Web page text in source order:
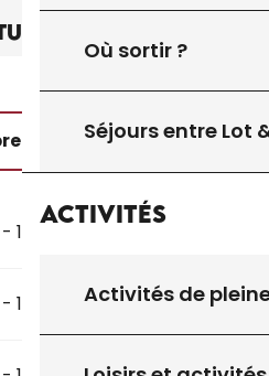
Où sortir ?
Séjours entre Lot
Activités
Activités de
2026
13:30
13:30 19:00 - 21:00